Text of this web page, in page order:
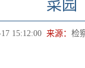
菜园
15:12:00 来源： 检